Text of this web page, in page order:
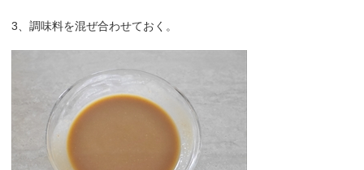
3、調味料を混ぜ合わせておく。